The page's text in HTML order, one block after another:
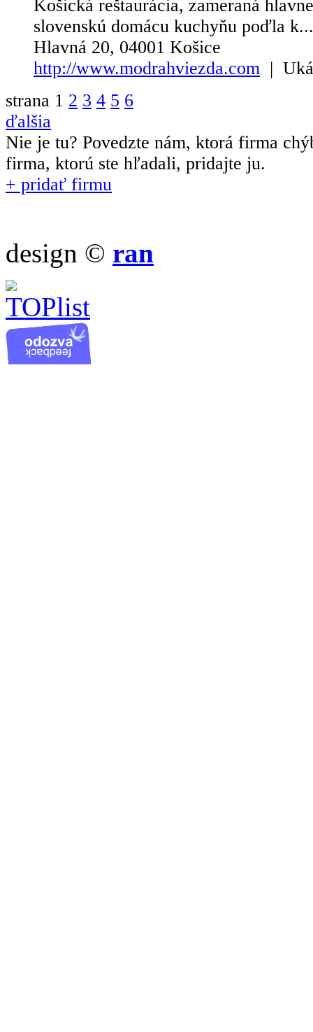
Košická reštaurácia, zameraná
slovenskú domácu kuchyňu poďla k...
Hlavná 20, 04001 Košice
http://www.modrahviezda.com |
strana 1 2 3 4 5 6
ďalšia
Nie je tu? Povedzte nám, ktorá firma
firma, ktorú ste hľadali, pridajte ju.
+ pridať firmu
design © ran